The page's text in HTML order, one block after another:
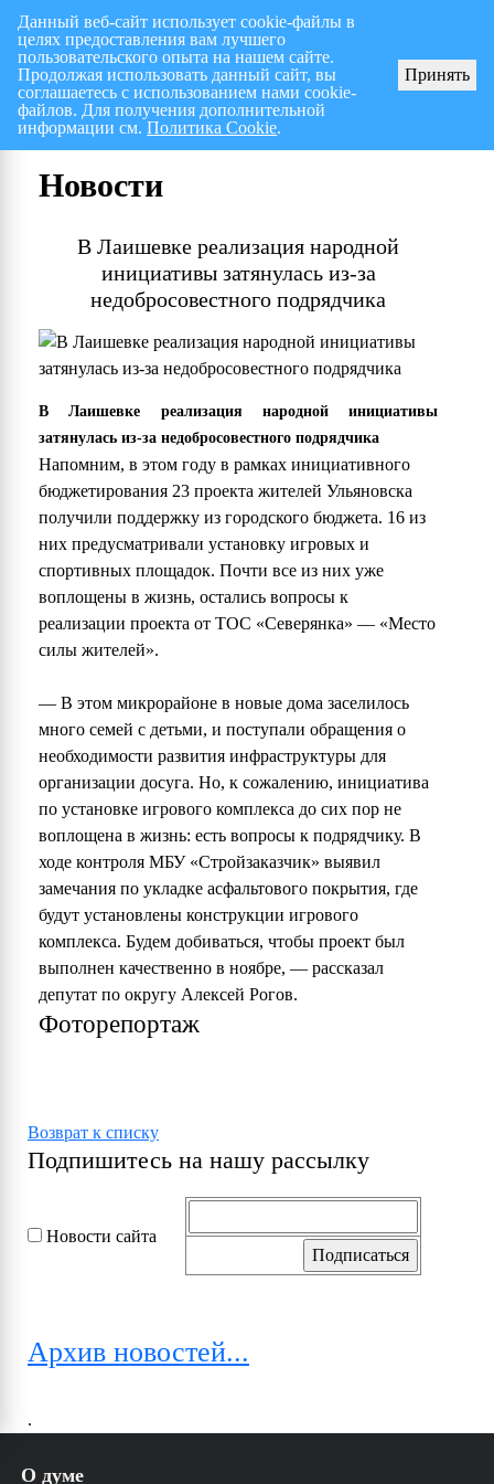
Перспективный план работ на I полугодие 2026 г.
Новости
В Лаишевке реализация народной
инициативы затянулась из-за
недобросовестного подрядчика
В Лаишевке реализация народной инициативы
затянулась из-за недобросовестного подрядчика
Напомним, в этом году в рамках инициативного
бюджетирования 23 проекта жителей Ульяновска
получили поддержку из городского бюджета. 16 из
них предусматривали установку игровых и
спортивных площадок. Почти все из них уже
воплощены в жизнь, остались вопросы к
реализации проекта от ТОС «Северянка» — «Место
силы жителей».
— В этом микрорайоне в новые дома заселилось
много семей с детьми, и поступали обращения о
необходимости развития инфраструктуры для
организации досуга. Но, к сожалению, инициатива
по установке игрового комплекса до сих пор не
воплощена в жизнь: есть вопросы к подрядчику. В
ходе контроля МБУ «Стройзаказчик» выявил
замечания по укладке асфальтового покрытия, где
будут установлены конструкции игрового
комплекса. Будем добиваться, чтобы проект был
выполнен качественно в ноябре, — рассказал
депутат по округу Алексей Рогов.
Фоторепортаж
Возврат к списку
Подпишитесь на нашу рассылку
Новости сайта
Архив новостей...
.
О думе
Данный веб-сайт использует cookie-файлы в
целях предоставления вам лучшего
пользовательского опыта на нашем сайте.
Продолжая использовать данный сайт, вы
соглашаетесь с использованием нами cookie-
файлов. Для получения дополнительной
информации см.Политика Cookie.
Принять